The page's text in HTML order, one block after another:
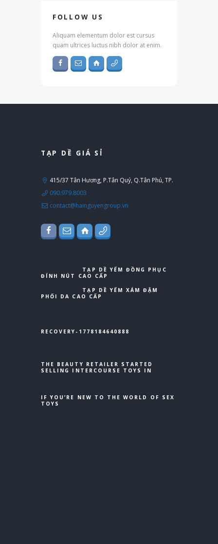
FOLLOW US
Aliquam elementum dolor est cursus
quam ultrices luctus nibh dolor at enim.
TẠP DỀ GIÁ SỈ
415/37 Tân Hương, P.Tân Quý, Q.Tân Phú, TP.
090.979.8003
contact@hainguyengroup.vn
TẠP DỀ YẾM ĐỒNG PHỤC
ĐÍNH NÚT CAO CẤP
TẠP DỀ YẾM XÁM ĐẬM
PHỐI DA CAO CẤP
RECOVERY-1778184640888
THE BEAUTY RETAILER STARTED
SELLING INTERCOURSE TOYS IN
IF YOU’RE NEW TO THE WORLD OF SEX
TOYS